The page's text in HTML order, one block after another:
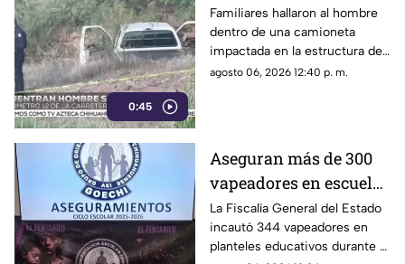
0:45
carretera de
Cuahtémoc; habría
sufrido infarto al
volante
Familiares hallaron al hombre
dentro de una camioneta
impactada en la estructura de
un puente a la altura del
agosto 06, 2026 12:40 p. m.
Aseguran más de 300
vapeadores en escuelas
de Chihuahua; detectan
dispositivo wax
La Fiscalía General del Estado
incautó 344 vapeadores en
planteles educativos durante el